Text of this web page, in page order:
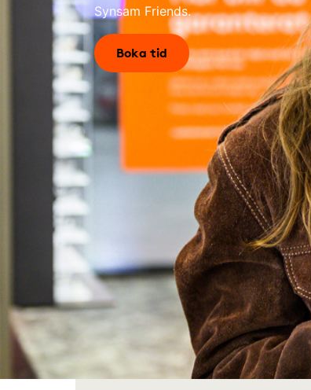
Synsam Friends.
Boka tid
50% på bågen
Som medlem i Synsam Friends får
bågen
vid bokad synundersökning,
tusentals glasögon att välja mellan!
50% på bågen gäller vid köp av kompletta glasögon.
avvikelser kan förekomma. Kan ej kombineras med
Upptäck Erling Haaland